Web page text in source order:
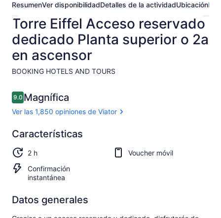
ResumenVer disponibilidadDetalles de la actividadUbicación
Torre Eiffel Acceso reservado
dedicado Planta superior o 2a
en ascensor
BOOKING HOTELS AND TOURS​
Opiniones
9.09.0 de 10,
Magnífica
Ver las 1,850 opiniones de Viator
9.09.0 de 10
Magnífica
Ver las
1,850
opiniones
de Viator
Características
2 h
Voucher móvil
Confirmación
instantánea
Datos generales